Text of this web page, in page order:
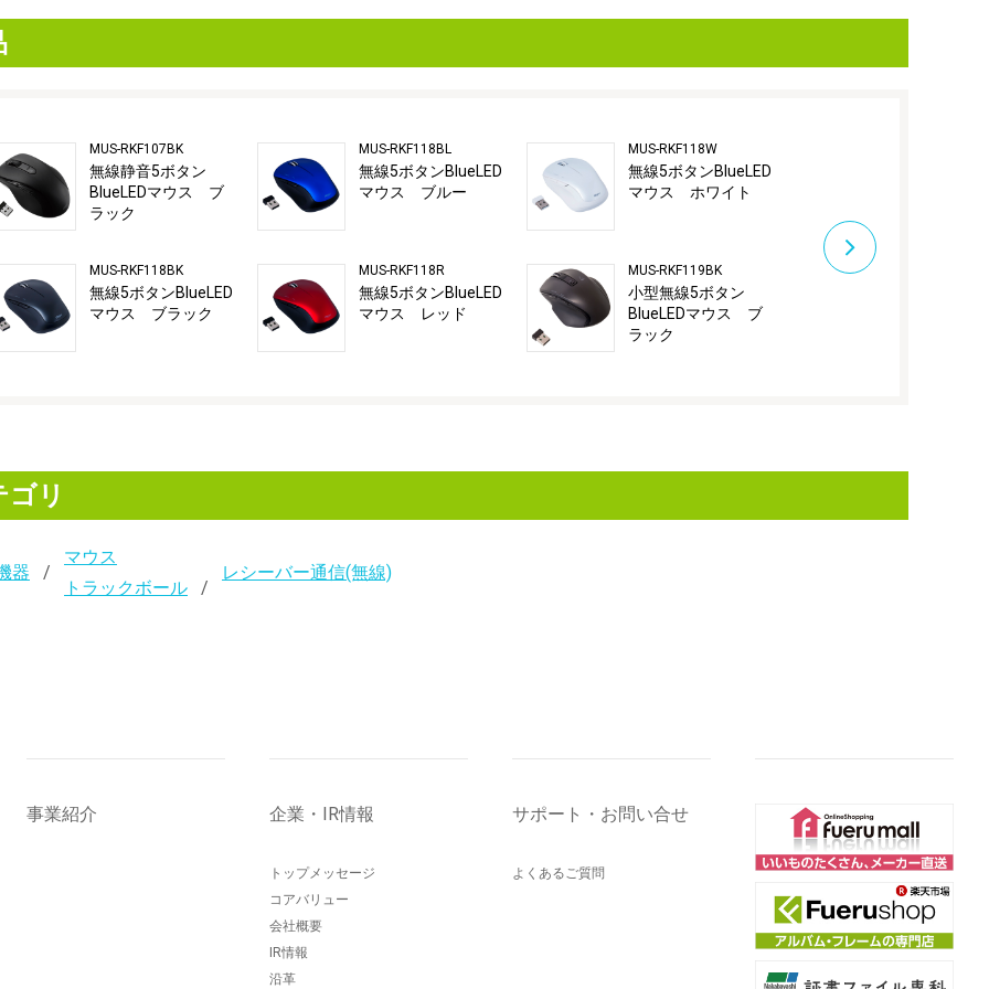
MUS-RKF107BK
無線静音5ボタン
BlueLEDマウス ブ
ラック
MUS-RKF118BK
無線5ボタンBlueLED
マウス ブラック
MUS-RKF118BL
無線5ボタンBlueLED
マウス ブルー
MUS-RKF118R
無線5ボタンBlueLED
マウス レッド
MUS-RKF118W
無線5ボタンBlueLED
マウス ホワイト
MUS-RKF119BK
小型無線5ボタン
BlueLEDマウス ブ
ラック
リ
器
マウス
トラックボール
レシーバー通信(無線)
事業紹介 企業・IR情報
トップメッセージ
コアバリュー
会社概要
IR情報
沿革
サポート・お問い合せ
よくあるご質問